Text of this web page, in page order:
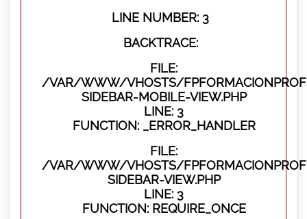
LINE NUMBER: 3
BACKTRACE:
FILE:
/VAR/WWW/VHOSTS/
SIDEBAR-MOBILE-VIEW.PHP
LINE: 3
FUNCTION: _ERROR_HANDLER
FILE:
/VAR/WWW/VHOSTS/
SIDEBAR-VIEW.PHP
LINE: 3
FUNCTION: REQUIRE_ONCE